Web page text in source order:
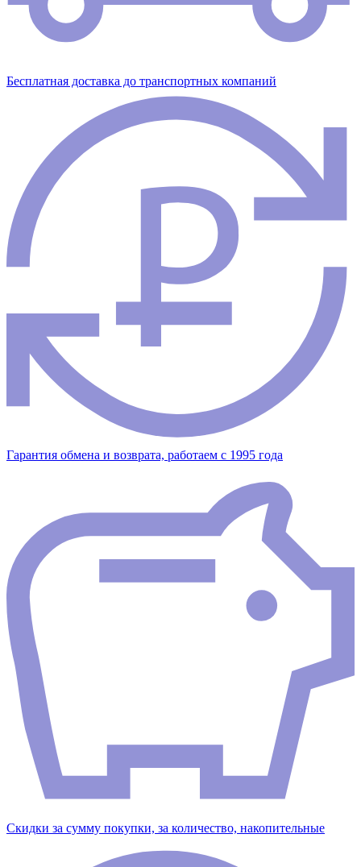
Бесплатная доставка до транспортных компаний
Гарантия обмена и возврата, работаем с 1995 года
Скидки за сумму покупки, за количество, накопительные